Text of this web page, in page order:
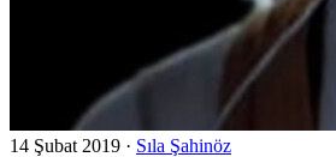
14 Şubat 2019 · Sıla Şahinöz